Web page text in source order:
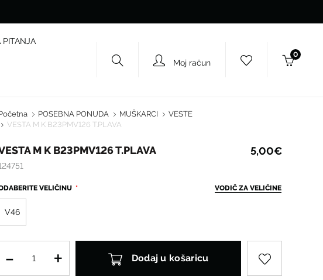
PITANJA
Moj račun
0
POSEBNA PONUDA MUŠKARCI
VESTE
VESTA M K B23PMV126 T.PLAVA
M K B23PMV126 T.PLAVA 5,00€
VELIČINU VODIČ ZA VELIČINE
V46
Dodaj u košaricu